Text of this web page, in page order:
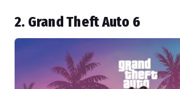
2. Grand Theft Auto 6